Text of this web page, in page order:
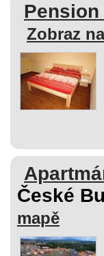
Pension
Zobraz
České
mapě